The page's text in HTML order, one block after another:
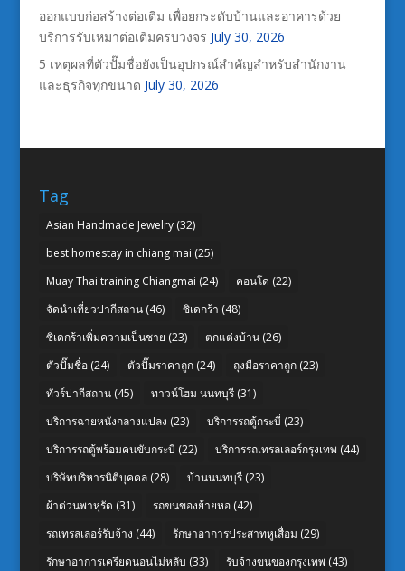
ออกแบบก่อสร้างต่อเติม เพื่อยกระดับบ้านและอาคารด้วย
บริการรับเหมาต่อเติมครบวงจร July 30, 2026
5 เหตุผลที่ตัวปั๊มชื่อยังเป็นอุปกรณ์สำคัญสำหรับสำนักงาน
และธุรกิจทุกขนาด July 30, 2026
Tag
Asian Handmade Jewelry(32)
best homestay in chiang mai (25)
Muay Thai training Chiangmai (24) คอนโด (22)
จัดนำเที่ยวปากีสถาน(46) ซิเดกร้า (48)
ซิเดกร้าเพิ่มความเป็นชาย (23) ตกแต่งบ้าน(26)
ตัวปั๊มชื่อ(24) ตัวปั๊มราคาถูก(24) ถุงมือราคาถูก(23)
ทัวร์ปากีสถาน(45) ทาวน์โฮม นนทบุรี(31)
บริการฉายหนังกลางแปลง (23) บริการรถตู้กระบี่ (23)
บริการรถตู้พร้อมคนขับกระบี่ (22) บริการรถเทรลเลอร์กรุงเทพ (44)
บริษัทบริหารนิติบุคคล(28) บ้านนนทบุรี(23)
ผ้าต่วนพาหุรัด (31) รถขนของย้ายหอ(42)
รถเทรลเลอร์รับจ้าง (44) รักษาอาการประสาทหูเสื่อม (29)
รักษาอาการเครียดนอนไม่หลับ (33) รับจ้างขนของกรุงเทพ (43)